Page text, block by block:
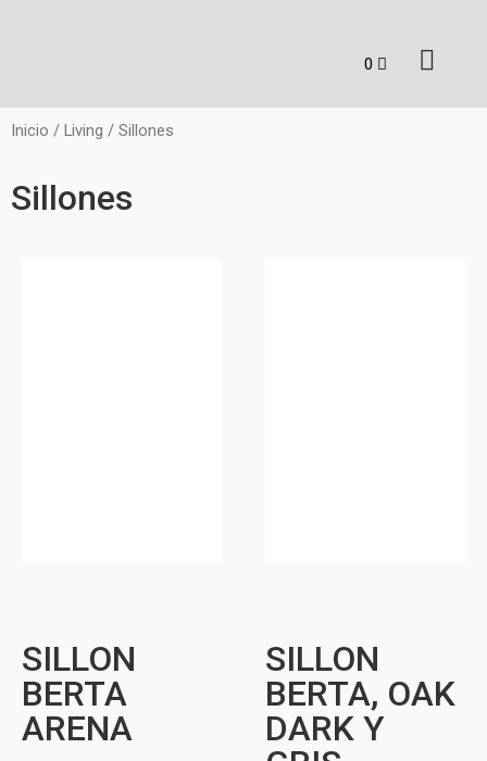
Inicio / Living / Sillones
Sillones
SILLON
BERTA
ARENA
SILLON
BERTA, OAK
DARK Y